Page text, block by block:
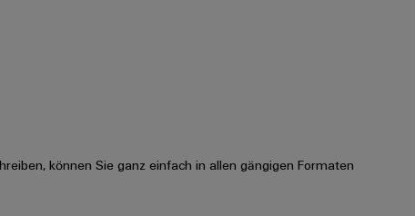
können Sie ganz einfach in allen gängigen Formaten